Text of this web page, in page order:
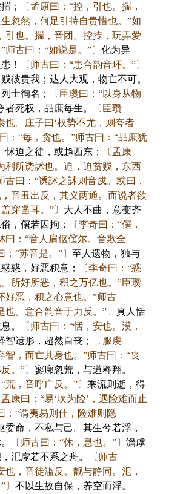
；
〔孟康曰：“控，引也。揣，
忽然，何足引持自贵惜也。”如
引也。揣，音团。控抟，玩弄爱
师古曰：“如说是。”〕 化为异
！
〔师古曰：“患合韵音环。”〕
彼贵我；达人大观，物亡不可。
士徇名；
〔臣瓒曰：“以身从物
者死权，品庶每生。
〔臣瓒
也。庄子曰‘权势不尤，则夸者
：“每，贪也。”师古曰：“品庶犹
怵迫之徒，或趋西东；
〔孟康
利所诱訹也。迫，迫贫贱，东西
古曰：“诱訹之訹则音戍。或曰，
音丑出反，其义两通。而说者欲
穿凿耳。”〕 大人不曲，意变齐
，僒若囚拘；
〔李奇曰：“僒，
曰：“音人肩伛僒尔。音欺全
：“苏音是。”〕 至人遗物，独与
惑，好恶积意；
〔李奇曰：“惑
所好所恶，积之万亿也。”臣瓒
好恶，积之心意也。”师古
也。意合韵音于力反。”〕 真人恬
。
〔师古曰：“恬，安也。漠，
智遗形，超然自丧；
〔服虔
智，而亡其身也。”师古曰：“丧
。”〕 寥廓忽荒，与道翱翔。
荒，音呼广反。”〕 乘流则逝，得
孟康曰：“易‘坎为险’，遇险难而止
：“谓夷易则仕，险难则隐
委命，不私与己。其生兮若浮，
〔师古曰：“休，息也。”〕 澹虖
汜虖若不系之舟。
〔师古
也，音徒滥反。靓与静同。氾，
不以生故自保，养空而浮。